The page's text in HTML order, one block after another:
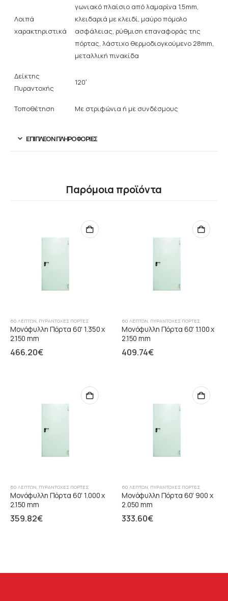
Λοιπά
χαρακτηριστικά
γωνιακό πλαίσιο από λαμαρίνα 1.5mm,
κλειδαριά με κλειδί, μαύρο πόμολο
ασφάλειας, ρύθμιση επαναφοράς της
πόρτας, λάστιχο θερμοδιογκούμενο 28mm,
μεταλλική πινακίδα
Δείκτης
Πυραντοχής
120′
Τοποθέτηση Με στριφώνια ή με συνδέσμους
ΕΠΙΠΛΈΟΝ ΠΛΗΡΟΦΟΡΊΕΣ
Παρόμοια προϊόντα
60 ΛΕΠΤΏΝ, ΠΥΡΆΝΤΟΧΕΣ ΠΌΡΤΕΣ
Μονόφυλλη Πόρτα 60' 1.350 x
2.150 mm
466.20€
60 ΛΕΠΤΏΝ, ΠΥΡΆΝΤΟΧΕΣ ΠΌΡΤΕΣ
Μονόφυλλη Πόρτα 60' 1.100 x
2.150 mm
409.74€
60 ΛΕΠΤΏΝ, ΠΥΡΆΝΤΟΧΕΣ ΠΌΡΤΕΣ
Μονόφυλλη Πόρτα 60' 1.000 x
2.150 mm
359.82€
60 ΛΕΠΤΏΝ, ΠΥΡΆΝΤΟΧΕΣ ΠΌΡΤΕΣ
Μονόφυλλη Πόρτα 60' 900 x
2.050 mm
333.60€